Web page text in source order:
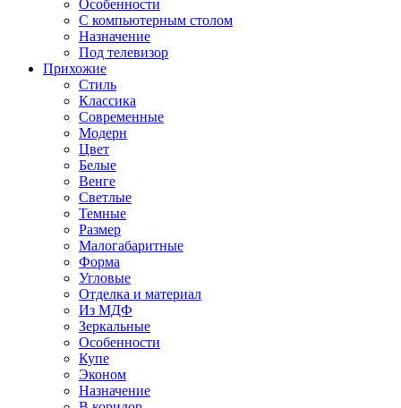
Особенности
С компьютерным столом
Назначение
Под телевизор
Прихожие
Стиль
Классика
Современные
Модерн
Цвет
Белые
Венге
Светлые
Темные
Размер
Малогабаритные
Форма
Угловые
Отделка и материал
Из МДФ
Зеркальные
Особенности
Купе
Эконом
Назначение